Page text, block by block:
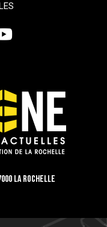
La Rochelle